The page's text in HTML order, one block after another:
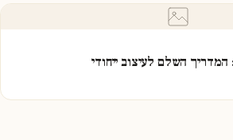
השלם לעיצוב ייחודי